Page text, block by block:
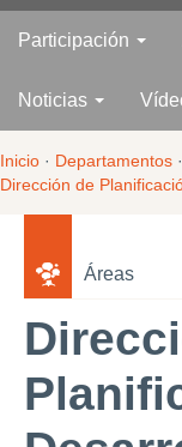
Participación
Noticias
Inicio · Departamentos ·
Dirección de
Áreas